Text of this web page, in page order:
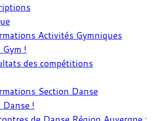
Activités Gymniques
Gym !
des compétitions
Section Danse
Danse !